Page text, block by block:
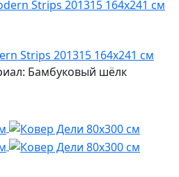
Strips 201315 164x241 см
Бамбуковый шёлк